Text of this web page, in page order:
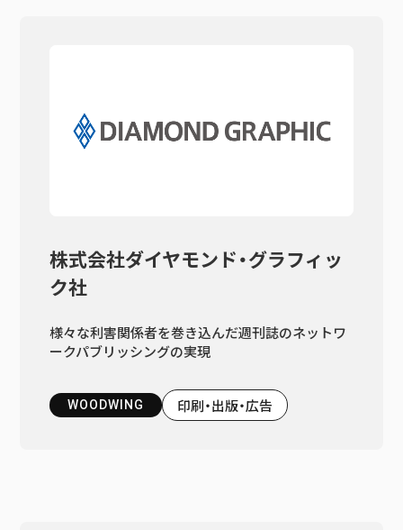
株式会社ダイヤモンド・グラフィッ
ク社
様々な利害関係者を巻き込んだ週刊誌のネットワ
ークパブリッシングの実現
WOODWING 印刷・出版・広告